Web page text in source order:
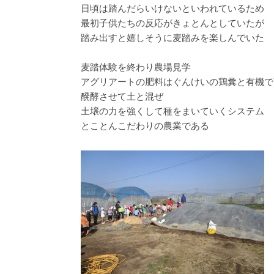
日頃は踏んだらいけないといわれているため
最初子供たちの反応がきょとんとしていたが
踏み出すと嬉しそうに麦踏みを楽しんでいた
麦踏体験を終わり農場見学
アグリアートの肥料はぐんけいの鶏糞と有機
醗酵させて土と混ぜ
土壌の力を強くして種をまいていくシステム
とことんこだわりの農業である